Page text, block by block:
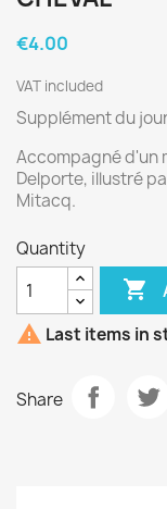
€4.00
VAT included
Supplément du
Accompagné d'un
Delporte, illustré
Mitacq.
Quantity

 Last items in
Share